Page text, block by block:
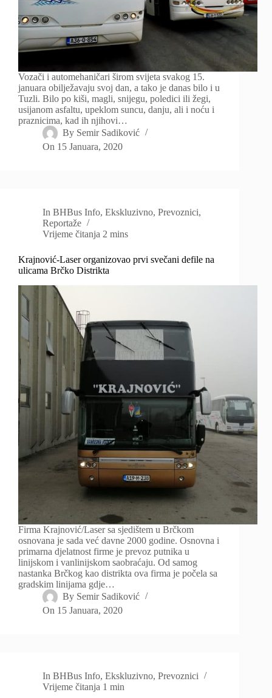
Vozači i automehaničari širom svijeta svakog 15.
januara obilježavaju svoj dan, a tako je danas bilo i u
Tuzli. Bilo po kiši, magli, snijegu, poledici ili žegi,
usijanom asfaltu, upeklom suncu, danju, ali i noću i
praznicima, kad ih njihovi…
By Semir Sadiković
On 15 Januara, 2020
In BHBus Info,Ekskluzivno,Prevoznici,
Reportaže
Vrijeme čitanja 2 mins
Krajnović-Laser organizovao prvi svečani defile na
ulicama Brčko Distrikta
Firma Krajnović/Laser sa sjedištem u Brčkom
osnovana je sada već davne 2000 godine. Osnovna i
primarna djelatnost firme je prevoz putnika u
linijskom i vanlinijskom saobraćaju. Od samog
nastanka Brčkog kao distrikta ova firma je počela sa
gradskim linijama gdje…
By Semir Sadiković
On 15 Januara, 2020
In BHBus Info,Ekskluzivno,Prevoznici
Vrijeme čitanja 1 min